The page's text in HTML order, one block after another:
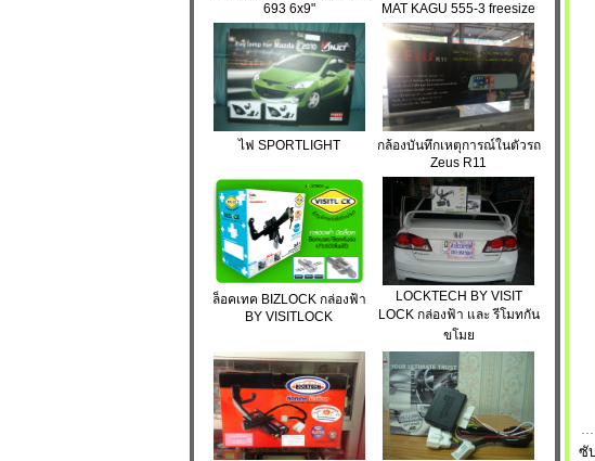
693 6x9"
MAT KAGU 555-3 freesize
ไฟ SPORTLIGHT
กล้องบันทึกเหตุการณ์ในตัวรถ
Zeus R11
ล็อคเทค BIZLOCK กล่องฟ้า
BY VISITLOCK
LOCKTECH BY VISIT
LOCK กล่องฟ้า และ รีโมทกัน
ขโมย
ซั